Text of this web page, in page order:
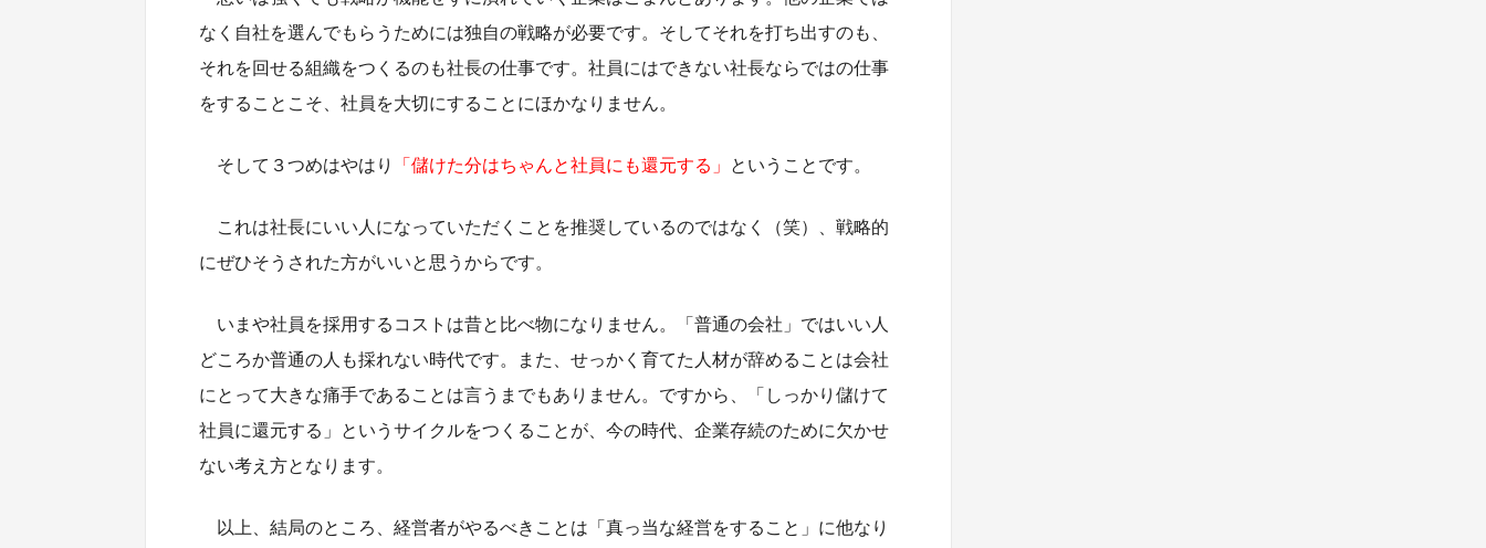
なく自社を選んでもらうためには独自の戦略が必要です。そしてそれを打ち出すのも、
それを回せる組織をつくるのも社長の仕事です。社員にはできない社長ならではの仕事
をすることこそ、社員を大切にすることにほかなりません。
そして３つめはやはり 「儲けた分はちゃんと社員にも還元する」 ということです。
これは社長にいい人になっていただくことを推奨しているのではなく（笑）、戦略的
にぜひそうされた方がいいと思うからです。
いまや社員を採用するコストは昔と比べ物になりません。「普通の会社」ではいい人
どころか普通の人も採れない時代です。また、せっかく育てた人材が辞めることは会社
にとって大きな痛手であることは言うまでもありません。ですから、「しっかり儲けて
社員に還元する」というサイクルをつくることが、今の時代、企業存続のために欠かせ
ない考え方となります。
以上、結局のところ、経営者がやるべきことは「真っ当な経営をすること」に他なり